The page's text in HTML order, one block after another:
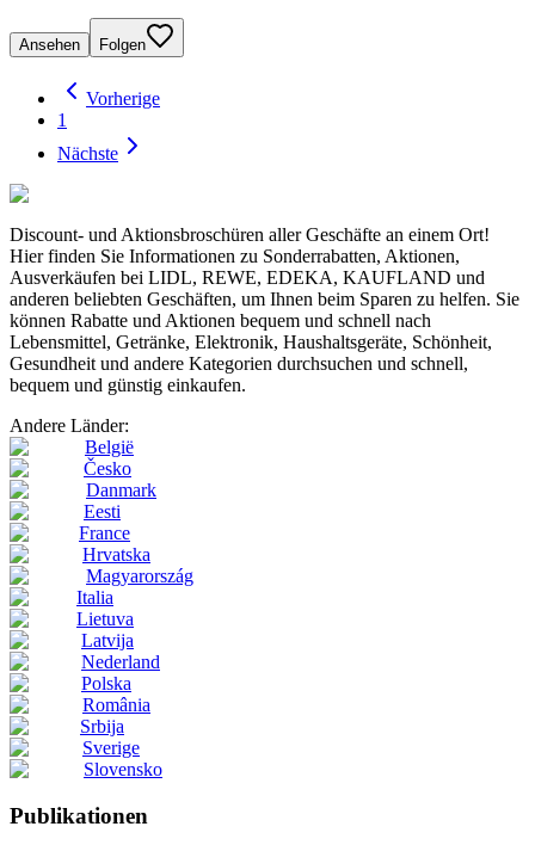
Ansehen Folgen
Vorherige
1
Nächste
Discount- und Aktionsbroschüren aller Geschäfte an einem Ort!
Hier finden Sie Informationen zu Sonderrabatten, Aktionen,
Ausverkäufen bei LIDL, REWE, EDEKA, KAUFLAND und
anderen beliebten Geschäften, um Ihnen beim Sparen zu helfen. Sie
können Rabatte und Aktionen bequem und schnell nach
Lebensmittel, Getränke, Elektronik, Haushaltsgeräte, Schönheit,
Gesundheit und andere Kategorien durchsuchen und schnell,
bequem und günstig einkaufen.
Andere Länder:
België
Česko
Danmark
Eesti
France
Hrvatska
Magyarország
Italia
Lietuva
Latvija
Nederland
Polska
România
Srbija
Sverige
Slovensko
Publikationen